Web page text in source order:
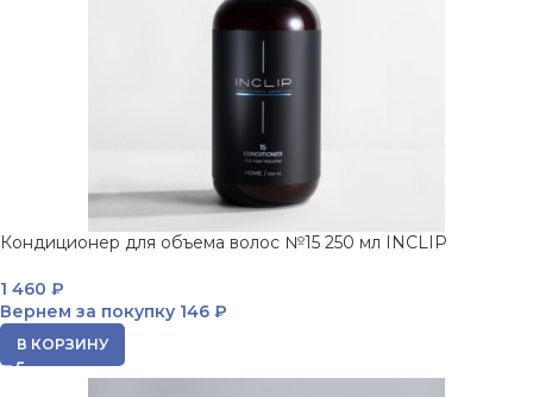
Кондиционер для объема волос №15 250 мл INCLIP
1 460 ₽
Вернем за покупку 146 ₽
В КОРЗИНУ